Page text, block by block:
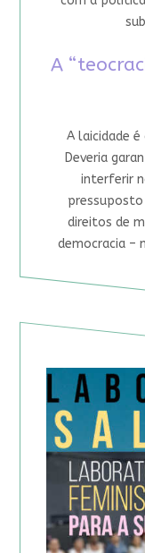
A
A laicidade é
Deveria
interferir
pressuposto
direitos de
democracia –